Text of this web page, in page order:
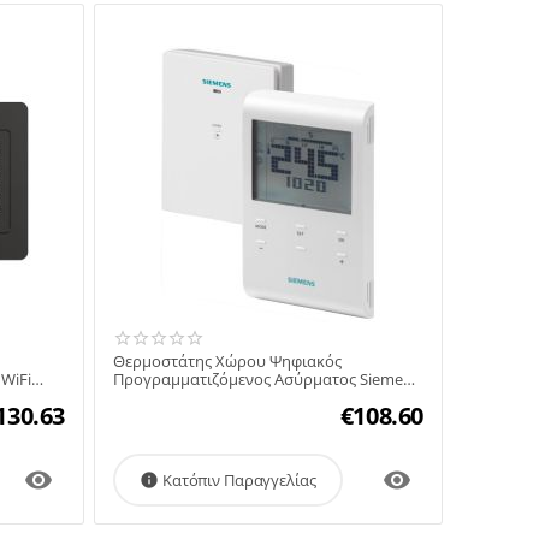

Θερμοστάτης Χώρου Ψηφιακός
Προγραμματιζόμενος Ασύρματος Siemens
€108.60
Κατόπιν Παραγγελίας
 